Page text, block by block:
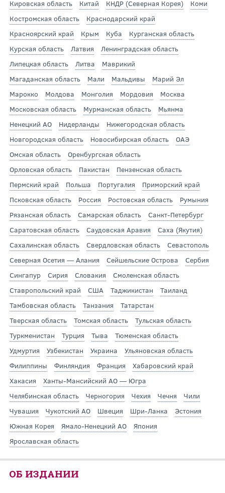
Кировская область
Китай КНДР (Северная Корея)
Коми
Костромская область
Краснодарский край
Красноярский край
Крым Куба
Курганская область
Курская область
Латвия
Ленинградская область
Липецкая область
Литва
Маврикий
Магаданская область
Мали Мальдивы
Марий Эл
Марокко
Молдова Монголия Мордовия
Москва
Московская область
Мурманская область
Мьянма
Ненецкий АО
Нидерланды
Нижегородская область
Новгородская область
Новосибирская область
ОАЭ
Омская область
Оренбургская область
Орловская область
Пакистан
Пензенская область
Пермский край
Польша Португалия
Приморский край
Псковская область
Россия Ростовская область
Румыния
Рязанская область
Самарская область
Санкт-Петербург
Саратовская область
Саудовская Аравия
Саха (Якутия)
Сахалинская область
Свердловская область
Севастополь
Северная Осетия — Алания
Сейшельские Острова
Сербия
Сингапур
Сирия Словакия
Смоленская область
Ставропольский край
США Таджикистан
Таиланд
Тамбовская область
Танзания
Татарстан
Тверская область
Томская область
Тульская область
Туркменистан
Турция Тыва
Тюменская область
Удмуртия
Узбекистан Украина
Ульяновская область
Филиппины
Финляндия Франция
Хабаровский край
Хакасия
Ханты-Мансийский АО — Югра
Челябинская область
Черногория Чехия Чечня
Чили
Чувашия
Чукотский АО Швеция Шри-Ланка
Эстония
Южная Корея
Ямало-Ненецкий АО
Япония
Ярославская область
ОБ ИЗДАНИИ